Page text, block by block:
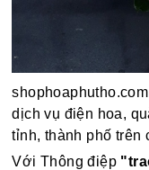
dịch vụ điện hoa,
tỉnh, thành phố trên
Với Thông điệp